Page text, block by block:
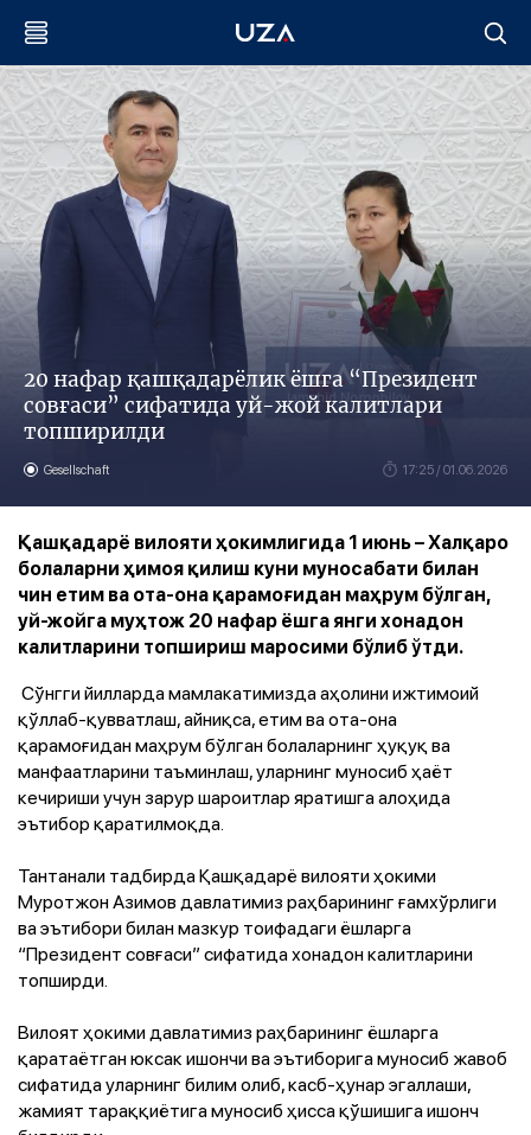
20 нафар қашқадарёлик ёшга “Президент
совғаси” сифатида уй-жой калитлари
топширилди
Gesellschaft 17:25 / 01.06.2026
Қашқадарё вилояти ҳокимлигида 1 июнь – Халқаро
болаларни ҳимоя қилиш куни муносабати билан
чин етим ва ота-она қарамоғидан маҳрум бўлган,
уй-жойга муҳтож 20 нафар ёшга янги хонадон
калитларини топшириш маросими бўлиб ўтди.
Сўнгги йилларда мамлакатимизда аҳолини ижтимоий
қўллаб-қувватлаш, айниқса, етим ва ота-она
қарамоғидан маҳрум бўлган болаларнинг ҳуқуқ ва
манфаатларини таъминлаш, уларнинг муносиб ҳаёт
кечириши учун зарур шароитлар яратишга алоҳида
эътибор қаратилмоқда.
Тантанали тадбирда Қашқадарё вилояти ҳокими
Муротжон Азимов давлатимиз раҳбарининг ғамхўрлиги
ва эътибори билан мазкур тоифадаги ёшларга
“Президент совғаси” сифатида хонадон калитларини
топширди.
Вилоят ҳокими давлатимиз раҳбарининг ёшларга
қаратаётган юксак ишончи ва эътиборига муносиб жавоб
сифатида уларнинг билим олиб, касб-ҳунар эгаллаши,
жамият тараққиётига муносиб ҳисса қўшишига ишонч